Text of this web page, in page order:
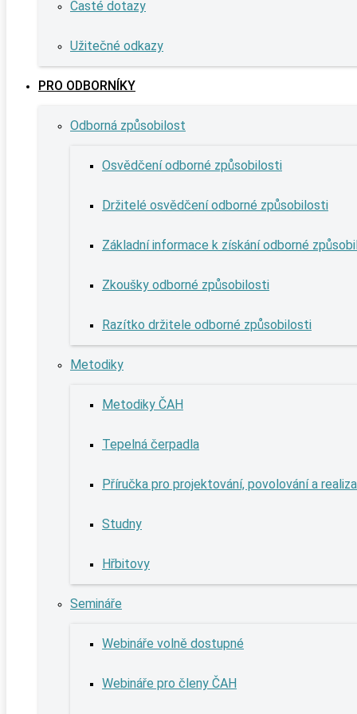
Časté dotazy
Užitečné odkazy
PRO ODBORNÍKY
Odborná způsobilost
Osvědčení odborné způsobilosti
Držitelé osvědčení odborné způsobilosti
Základní informace k získání odborné
Zkoušky odborné způsobilosti
Razítko držitele odborné způsobilosti
Metodiky
Metodiky ČAH
Tepelná čerpadla
Příručka pro projektování, povolování a
Studny
Hřbitovy
Semináře
Webináře volně dostupné
Webináře pro členy ČAH